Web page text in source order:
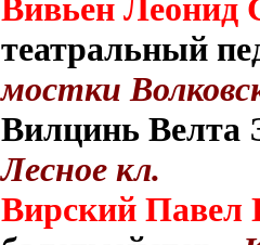
Вивьен Леонид
театральный
мостки
Вилцинь Велта
Лесное кл.
Вирский Павел